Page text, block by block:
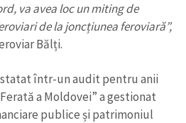
va avea loc un miting de
de la joncțiunea feroviară”,
Bălți.
într-un audit pentru anii
a Moldovei” a gestionat
publice și patrimoniul